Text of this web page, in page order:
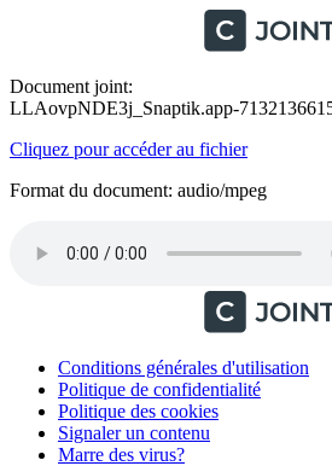
Document joint:
LLAovpNDE3j_Snaptik.app-
Cliquez pour accéder au fichier
Format du document: audio/mpeg
Conditions générales d'utilisation
Politique de confidentialité
Politique des cookies
Signaler un contenu
Marre des virus?